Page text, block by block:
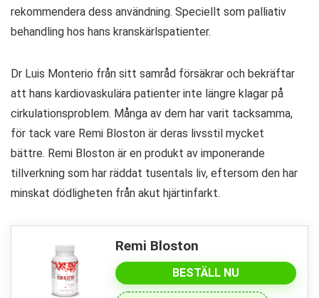
rekommendera dess användning. Speciellt som palliativ
behandling hos hans kranskärlspatienter.
Dr Luis Monterio från sitt samråd försäkrar och bekräftar
att hans kardiovaskulära patienter inte längre klagar på
cirkulationsproblem. Många av dem har varit tacksamma,
för tack vare Remi Bloston är deras livsstil mycket
bättre. Remi Bloston är en produkt av imponerande
tillverkning som har räddat tusentals liv, eftersom den har
minskat dödligheten från akut hjärtinfarkt.
Remi Bloston
BESTÄLL NU